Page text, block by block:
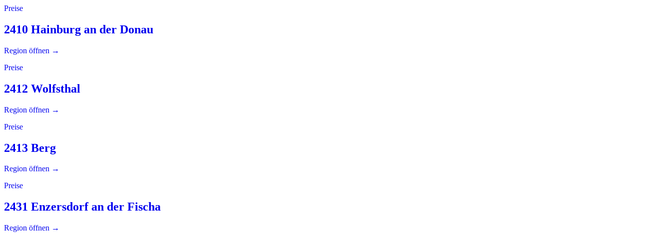
Preise
2410 Hainburg an der Donau
Region öffnen →
Preise
2412 Wolfsthal
Region öffnen →
Preise
2413 Berg
Region öffnen →
Preise
2431 Enzersdorf an der Fischa
Region öffnen →